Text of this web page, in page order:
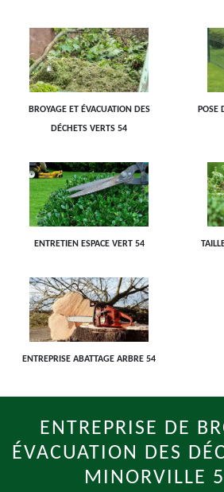
BROYAGE ET ÉVACUATION DES
DÉCHETS VERTS 54
POSE
ENTRETIEN ESPACE VERT 54
ENTREPRISE ABATTAGE ARBRE 54
ENTREPRISE DE
ÉVACUATION DES
MINORVILLE